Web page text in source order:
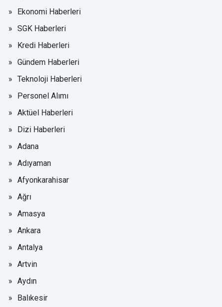
Ekonomi Haberleri
SGK Haberleri
Kredi Haberleri
Gündem Haberleri
Teknoloji Haberleri
Personel Alımı
Aktüel Haberleri
Dizi Haberleri
Adana
Adıyaman
Afyonkarahisar
Ağrı
Amasya
Ankara
Antalya
Artvin
Aydın
Balıkesir